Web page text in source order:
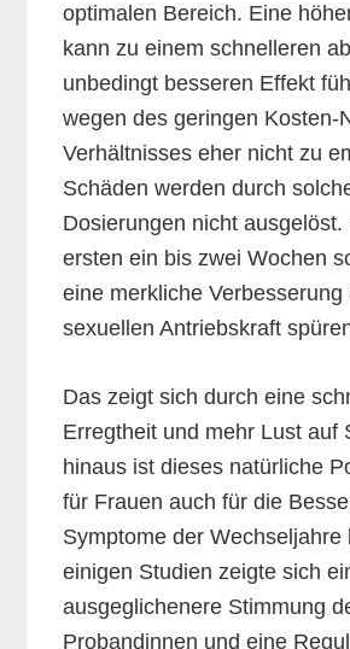
optimalen Bereich. Eine
kann zu einem schnelleren
unbedingt besseren Effekt
wegen des geringen Kosten-
Verhältnisses eher nicht zu
Schäden werden durch
Dosierungen nicht
ersten ein bis zwei Wochen
eine merkliche Verbesserung
sexuellen Antriebskraft
Das zeigt sich durch eine
Erregtheit und mehr Lust auf
hinaus ist dieses natürliche
für Frauen auch für die
Symptome der Wechseljahre
einigen Studien zeigte sich
ausgeglichenere Stimmung
Probandinnen und eine